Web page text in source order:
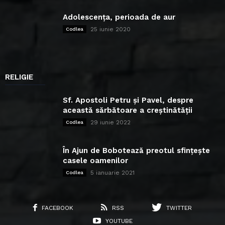
Adolescența, perioada de aur
Codlea 25 iunie 2020
RELIGIE
Sf. Apostoli Petru și Pavel, despre
această sărbătoare a creștinătății
Codlea 29 iunie 2022
În Ajun de Bobotează preotul sfințește
casele oamenilor
Codlea 5 ianuarie 2021
FACEBOOK RSS
TWITTER
YOUTUBE